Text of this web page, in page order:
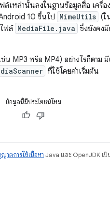
เหล่านั้นลงในฐานข้อมูลสื่อ เครื่
10 ขึ้นไป MimeUtils (ใ
ฟล์ MediaFile.java ซึ่งยังคง
น MP3 หรือ MP4) อย่างไรก็ตาม
ที่ใช้โดยค่าเริ่มต้น
ข้อมูลนี้มีประโยชน์ไหม
าตการใช้เนื้อหา Java และ OpenJDK เป็